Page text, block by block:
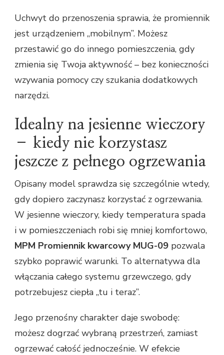
Uchwyt do przenoszenia sprawia, że promiennik
jest urządzeniem „mobilnym”. Możesz
przestawić go do innego pomieszczenia, gdy
zmienia się Twoja aktywność – bez konieczności
wzywania pomocy czy szukania dodatkowych
narzędzi.
Idealny na jesienne wieczory
– kiedy nie korzystasz
jeszcze z pełnego ogrzewania
Opisany model sprawdza się szczególnie wtedy,
gdy dopiero zaczynasz korzystać z ogrzewania.
W jesienne wieczory, kiedy temperatura spada
i w pomieszczeniach robi się mniej komfortowo,
MPM Promiennik kwarcowy MUG-09 pozwala
szybko poprawić warunki. To alternatywa dla
włączania całego systemu grzewczego, gdy
potrzebujesz ciepła „tu i teraz”.
Jego przenośny charakter daje swobodę:
możesz dogrzać wybraną przestrzeń, zamiast
ogrzewać całość jednocześnie. W efekcie